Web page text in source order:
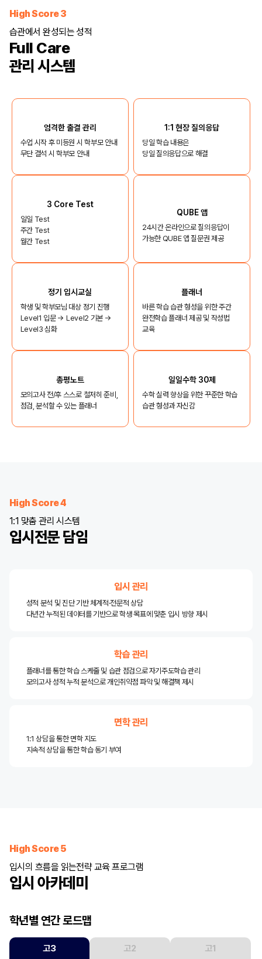
High Score 3
습관에서 완성되는 성적
Full Care
관리 시스템
엄격한 출결 관리
수업 시작 후 미등원 시 학부모 안내
무단 결석 시 학부모 안내
1:1 현장 질의응답
당일 학습 내용은
당일 질의응답으로 해결
3 Core Test
일일 Test
주간 Test
월간 Test
QUBE 앱
24시간 온라인으로 질의응답이
가능한 QUBE 앱 질문권 제공
정기 입시교실
학생 및 학부모님 대상 정기 진행
Level1 입문 → Level2 기본 →
Level3 심화
플래너
바른 학습 습관 형성을 위한 주간
완전학습 플래너 제공 및 작성법
교육
총평노트
모의고사 전/후 스스로 철저히 준비,
점검, 분석할 수 있는 플래너
일일수학 30제
수학 실력 향상을 위한 꾸준한 학습
습관 형성과 자신감
High Score 4
1:1 맞춤 관리 시스템
입시전문 담임
입시 관리
성적 분석 및 진단 기반 체계적·전문적 상담
다년간 누적된 데이터를 기반으로 학생 목표에 맞춘 입시 방향 제시
학습 관리
플래너를 통한 학습 스케줄 및 습관 점검으로 자기주도학습 관리
모의고사 성적 누적 분석으로 개인취약점 파악 및 해결책 제시
면학 관리
1:1 상담을 통한 면학 지도
지속적 상담을 통한 학습 동기 부여
High Score 5
입시의 흐름을 읽는전략 교육 프로그램
입시 아카데미
학년별 연간 로드맵
고3 고2 고1